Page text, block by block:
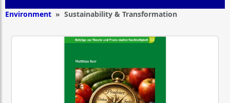
Environment Sustainability & Transformation